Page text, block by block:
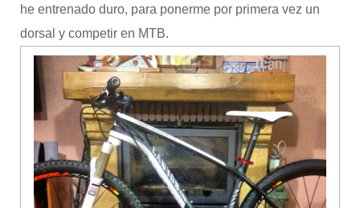
he entrenado duro, para ponerme por primera vez un
dorsal y competir en MTB.